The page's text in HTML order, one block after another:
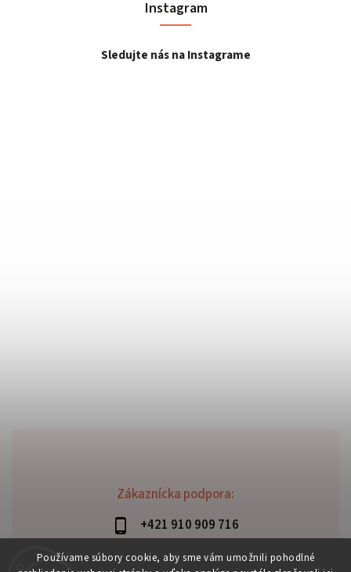
Používame súbory cookie, aby sme vám umožnili pohodlné
Zákaznícka podpora:
+421 910 909 716
lubomir.haraus@alterbike.sk
Instagram
Sledujte nás na Instagrame